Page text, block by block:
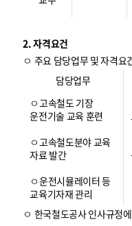
2. 자격요건
ㅇ 주요 담당업무 및 자격요
담당업무
ㅇ고속철도 기장
운전기술 교육 훈련
ㅇ고속철도분야 교육
자료 발간
ㅇ운전시뮬레이터 등
교육기자재 관리
ㅇ 한국철도공사 인사규정